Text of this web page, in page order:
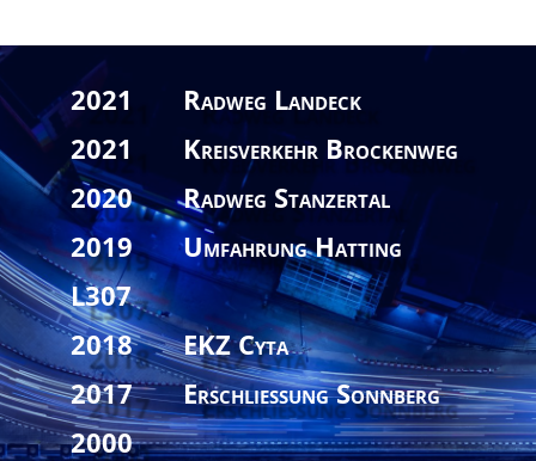
2021 Radweg Landeck
2021 Kreisverkehr Brockenweg
2020 Radweg Stanzertal
2019 Umfahrung Hatting
L307
2018 EKZ Cyta
2017 Erschließung Sonnberg
2000